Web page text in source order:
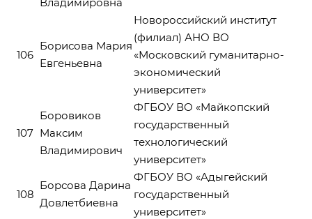
106
Борисова Мария
Евгеньевна
Новороссийский институт
(филиал) АНО ВО
«Московский гуманитарно-
экономический
университет»
107
Боровиков
Максим
Владимирович
ФГБОУ ВО «Майкопский
государственный
технологический
университет»
108
Борсова Дарина
Довлетбиевна
ФГБОУ ВО «Адыгейский
государственный
университет»